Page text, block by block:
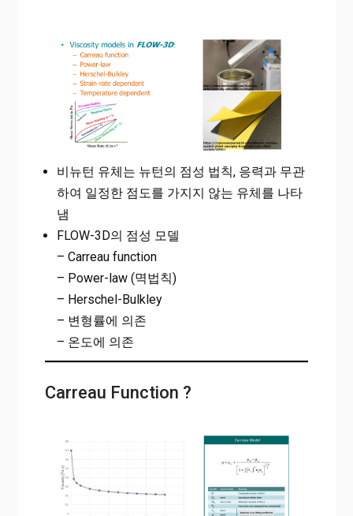
비뉴턴 유체는 뉴턴의 점성 법칙, 응력과 무관
하여 일정한 점도를 가지지 않는 유체를 나타
냄
FLOW-3D의 점성 모델
– Carreau function
– Power-law (멱법칙)
– Herschel-Bulkley
– 변형률에 의존
– 온도에 의존
Carreau Function ?